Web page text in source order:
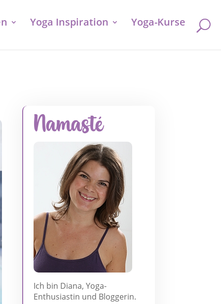
Yoga Inspiration Yoga-Kurse
Namasté
Ich bin Diana, Yoga-
Enthusiastin und Bloggerin.